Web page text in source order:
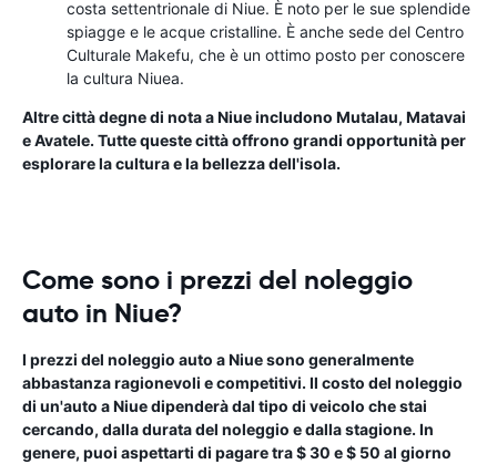
costa settentrionale di Niue. È noto per le sue splendide
spiagge e le acque cristalline. È anche sede del Centro
Culturale Makefu, che è un ottimo posto per conoscere
la cultura Niuea.
Altre città degne di nota a Niue includono Mutalau, Matavai
e Avatele. Tutte queste città offrono grandi opportunità per
esplorare la cultura e la bellezza dell'isola.
Come sono i prezzi del noleggio
auto in Niue?
I prezzi del noleggio auto a Niue sono generalmente
abbastanza ragionevoli e competitivi. Il costo del noleggio
di un'auto a Niue dipenderà dal tipo di veicolo che stai
cercando, dalla durata del noleggio e dalla stagione. In
genere, puoi aspettarti di pagare tra $ 30 e $ 50 al giorno